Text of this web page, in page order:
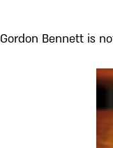
Gordon Bennett is